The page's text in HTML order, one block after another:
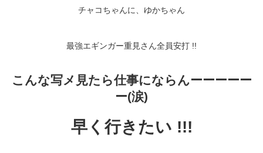
チャコちゃんに、ゆかちゃん
最強エギンガー重見さん全員安打 !!
こんな写メ見たら仕事にならんーーーーー
ー(涙)
早く行きたい !!!